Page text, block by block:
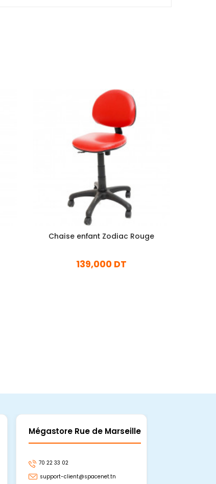
Chaise enfant Zodiac Rouge
139,000 DT
Mégastore Rue de Marseille
70 22 33 02
support-client@spacenet.tn